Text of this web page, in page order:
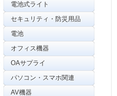
電池式ライト
セキュリティ・防災用品
電池
オフィス機器
OAサプライ
パソコン・スマホ関連
AV機器